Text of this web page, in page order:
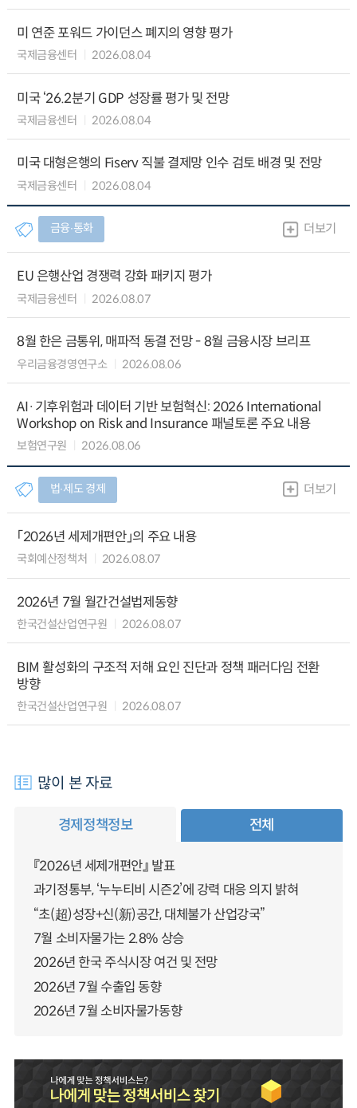
미 연준 포워드 가이던스 폐지의 영향 평가
국제금융센터 2026.08.04
미국 ‘26.2분기 GDP 성장률 평가 및 전망
국제금융센터 2026.08.04
미국 대형은행의 Fiserv 직불 결제망 인수 검토 배경 및 전망
국제금융센터 2026.08.04
금융∙통화 더보기
EU 은행산업 경쟁력 강화 패키지 평가
국제금융센터 2026.08.07
8월 한은 금통위, 매파적 동결 전망 - 8월 금융시장 브리프
우리금융경영연구소 2026.08.06
AI·기후위험과 데이터 기반 보험혁신: 2026 International
Workshop on Risk and Insurance 패널토론 주요 내용
보험연구원 2026.08.06
법∙제도 경제 더보기
「2026년 세제개편안」의 주요 내용
국회예산정책처 2026.08.07
2026년 7월 월간건설법제동향
한국건설산업연구원 2026.08.07
BIM 활성화의 구조적 저해 요인 진단과 정책 패러다임 전환
방향
한국건설산업연구원 2026.08.07
많이 본 자료
경제정책정보 전체
『2026년 세제개편안』 발표
과기정통부, ‘누누티비 시즌2’에 강력 대응 의지 밝혀
“초(超)성장+신(新)공간, 대체불가 산업강국”
7월 소비자물가는 2.8% 상승
2026년 한국 주식시장 여건 및 전망
2026년 7월 수출입 동향
2026년 7월 소비자물가동향